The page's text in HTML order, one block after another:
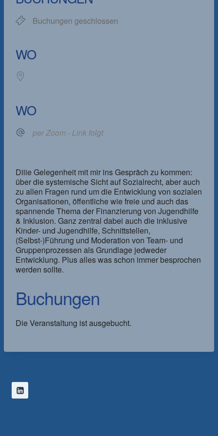
Buchungen geschlossen
WO
WO
per Zoom - Link folgt
Diiie Gelegenheit mit mir ins Gespräch zu kommen:
über die systemische Sicht auf Sozialrecht, aber auch
zu allen Fragen rund um die Entwicklung von sozialen
Organisationen, öffentliche wie freie und auch das
spannende Thema der Finanzierung von Jugendhilfe
& Inklusion. Ganz zentral dabei auch die inklusive
Kinder- und Jugendhilfe, Schnittstellen,
(Selbst-)Führung und Moderation von Team- und
Gruppenprozessen als Grundlage jedweder
Entwicklung. Plus alles was schon immer besprochen
werden sollte.
Buchungen
Die Veranstaltung ist ausgebucht.